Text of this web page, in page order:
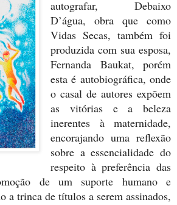
autografar, Debaixo
D’água, obra que como
Vidas Secas, também foi
produzida com sua esposa,
Fernanda Baukat, porém
esta é autobiográfica, onde
o casal de autores expõem
as vitórias e a beleza
inerentes à maternidade,
encorajando uma reflexão
sobre a essencialidade do
respeito à preferência das
de um suporte humano e
a trinca de títulos a serem assinados,